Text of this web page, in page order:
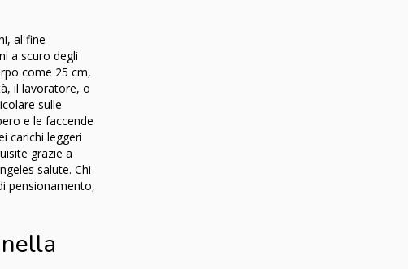
al fine
a scuro degli
come 25 cm,
il lavoratore, o
sulle
e le faccende
carichi leggeri
grazie a
salute. Chi
pensionamento,